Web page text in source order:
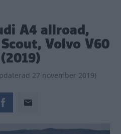
A4 allroad,
Volvo V60
27 november 2019)